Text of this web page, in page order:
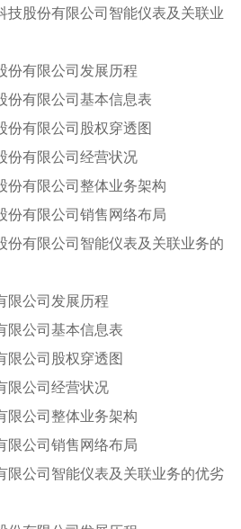
技股份有限公司智能仪表及关联业
份有限公司发展历程
份有限公司基本信息表
份有限公司股权穿透图
份有限公司经营状况
份有限公司整体业务架构
份有限公司销售网络布局
份有限公司智能仪表及关联业务的
限公司发展历程
限公司基本信息表
限公司股权穿透图
限公司经营状况
限公司整体业务架构
限公司销售网络布局
限公司智能仪表及关联业务的优劣